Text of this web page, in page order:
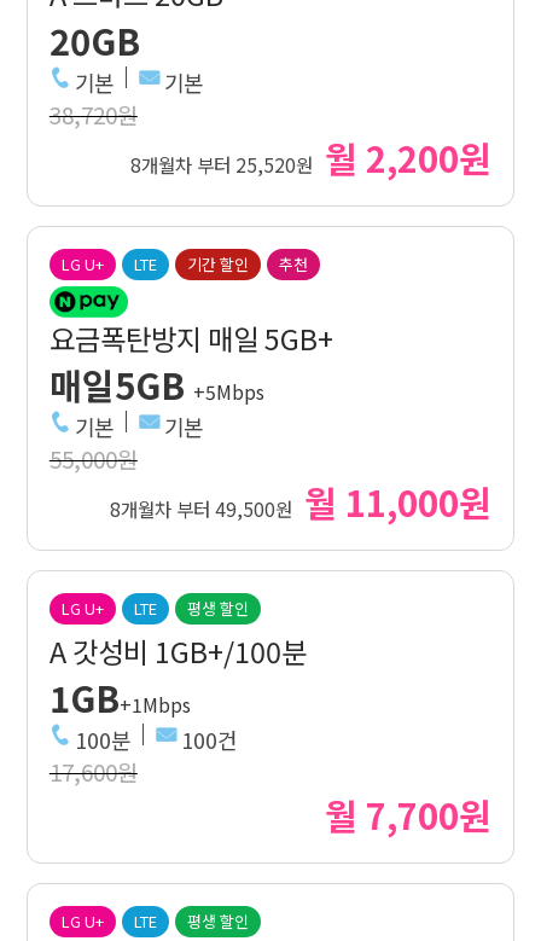
20GB
기본 기본
38,720원
8개월차 부터 25,520원 월 2,200원
LG U+ LTE 기간 할인 추천
요금폭탄방지 매일 5GB+
매일5GB +5Mbps
기본 기본
55,000원
8개월차 부터 49,500원 월 11,000원
LG U+ LTE 평생 할인
A 갓성비 1GB+/100분
1GB+1Mbps
100분 100건
17,600원
월 7,700원
LG U+ LTE 평생 할인